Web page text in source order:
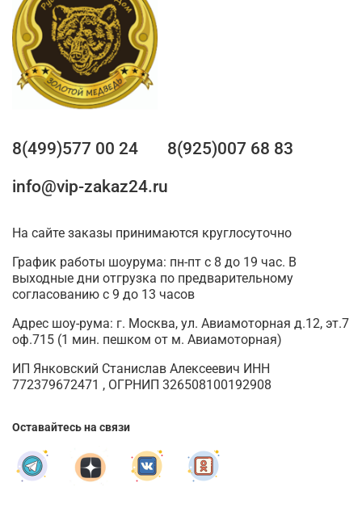
8(499)577 00 24
8(925)007 68 83
info@vip-zakaz24.ru
На сайте заказы принимаются круглосуточно
График работы шоурума: пн-пт с 8 до 19 час. В
выходные дни отгрузка по предварительному
согласованию с 9 до 13 часов
Адрес шоу-рума: г. Москва, ул. Авиамоторная д.12, эт.7
оф.715 (1 мин. пешком от м. Авиамоторная)
ИП Янковский Станислав Алексеевич ИНН
772379672471 , ОГРНИП 326508100192908
Оставайтесь на связи